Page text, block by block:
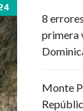
8
primera
Monte